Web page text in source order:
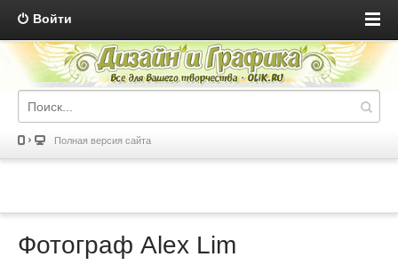
Войти
Полная версия сайта
Фотограф Alex Lim